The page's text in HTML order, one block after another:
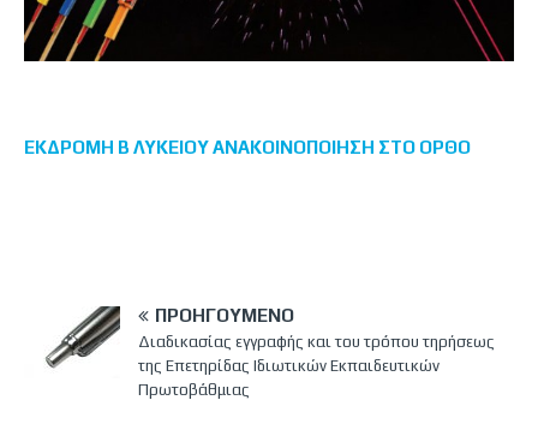
ΕΚΔΡΟΜΗ Β ΛΥΚΕΙΟΥ ΑΝΑΚΟΙΝΟΠΟΙΗΣΗ ΣΤΟ ΟΡΘΟ
ΠΡΟΗΓΟΎΜΕΝΟ
Διαδικασίας εγγραφής και του τρόπου τηρήσεως
της Επετηρίδας Ιδιωτικών Εκπαιδευτικών
Πρωτοβάθμιας